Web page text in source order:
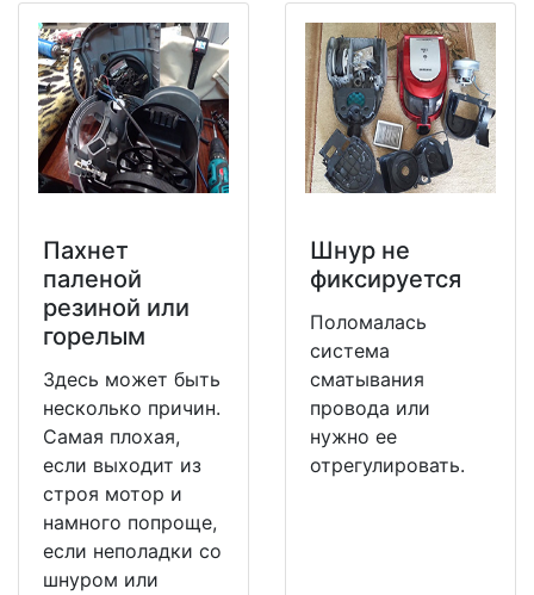
Пахнет
паленой
резиной или
горелым
Здесь может быть
несколько причин.
Самая плохая,
если выходит из
строя мотор и
намного попроще,
если неполадки со
шнуром или
Шнур не
фиксируется
Поломалась
система
сматывания
провода или
нужно ее
отрегулировать.